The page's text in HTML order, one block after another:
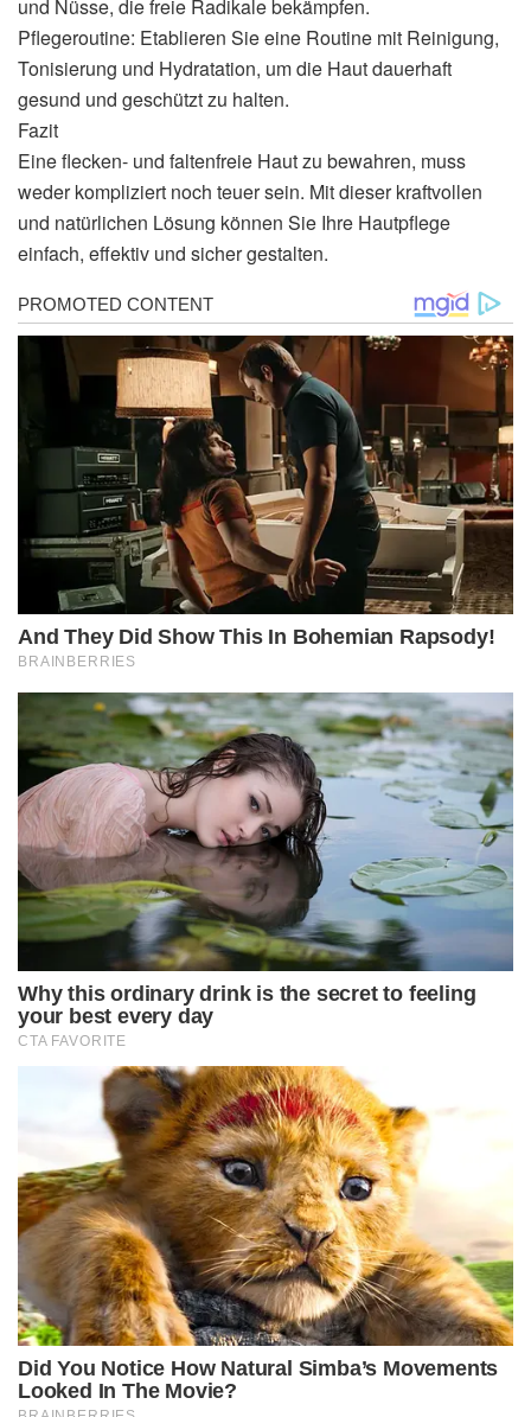
und Nüsse, die freie Radikale bekämpfen.
Pflegeroutine: Etablieren Sie eine Routine mit Reinigung,
Tonisierung und Hydratation, um die Haut dauerhaft
gesund und geschützt zu halten.
Fazit
Eine flecken- und faltenfreie Haut zu bewahren, muss
weder kompliziert noch teuer sein. Mit dieser kraftvollen
und natürlichen Lösung können Sie Ihre Hautpflege
einfach, effektiv und sicher gestalten.